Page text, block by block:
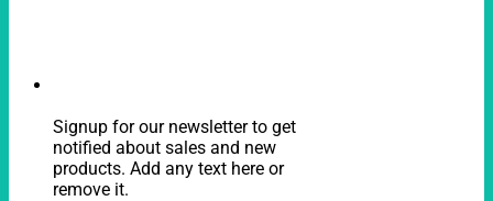
Signup for our newsletter to get
notified about sales and new
products. Add any text here or
remove it.